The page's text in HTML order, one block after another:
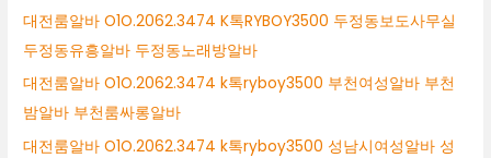
대전룸알바 O1O.2062.3474 K톡RYBOY3500 두정동보도사무실
두정동유흥알바 두정동노래방알바
대전룸알바 O1O.2062.3474 k톡ryboy3500 부천여성알바 부천
밤알바 부천룸싸롱알바
대전룸알바 O1O.2062.3474 k톡ryboy3500 성남시여성알바 성